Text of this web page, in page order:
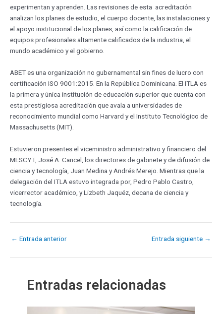
experimentan y aprenden. Las revisiones de esta acreditación
analizan los planes de estudio, el cuerpo docente, las instalaciones y
el apoyo institucional de los planes, así como la calificación de
equipos profesionales altamente calificados de la industria, el
mundo académico y el gobierno.
ABET es una organización no gubernamental sin fines de lucro con
certificación ISO 9001:2015. En la República Dominicana. El ITLA es
la primera y única institución de educación superior que cuenta con
esta prestigiosa acreditación que avala a universidades de
reconocimiento mundial como Harvard y el Instituto Tecnológico de
Massachusetts (MIT).
Estuvieron presentes el viceministro administrativo y financiero del
MESCYT, José A. Cancel, los directores de gabinete y de difusión de
ciencia y tecnología, Juan Medina y Andrés Merejo. Mientras que la
delegación del ITLA estuvo integrada por, Pedro Pablo Castro,
vicerrector académico, y Lizbeth Jaquéz, decana de ciencia y
tecnología.
← Entrada anterior Entrada siguiente →
Entradas relacionadas